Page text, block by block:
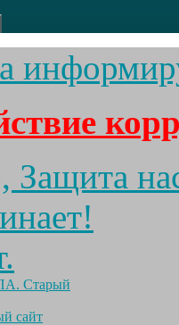
Защита
Старый
сайт